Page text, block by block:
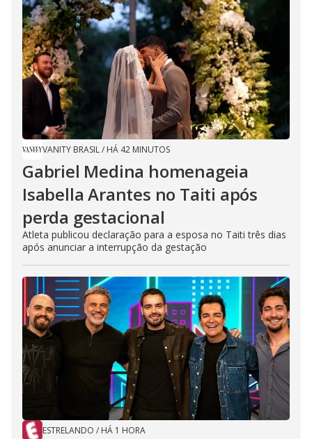
VANITY BRASIL/ HÁ 42 MINUTOS
Gabriel Medina homenageia
Isabella Arantes no Taiti após
perda gestacional
Atleta publicou declaração para a esposa no Taiti três dias
após anunciar a interrupção da gestação
ESTRELANDO / HÁ 1 HORA